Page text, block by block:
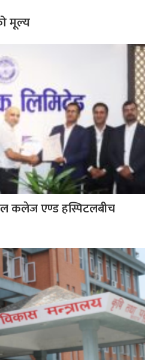
मूल्य
कलेज एण्ड हस्पिटलबीच